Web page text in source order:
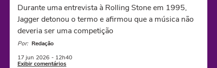
Durante uma entrevista à Rolling Stone em 1995,
Jagger detonou o termo e afirmou que a música não
deveria ser uma competição
Por: Redação
17 jun 2026 - 12h40
Exibir comentários